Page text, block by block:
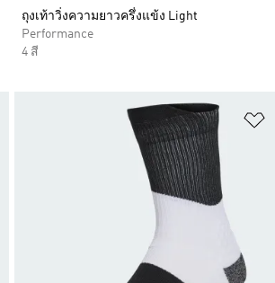
ถุงเท้าวิ่งความยาวครึ่งแข้ง Light
Performance
4 สี
เพิ่มไปยังรายการสินค้าโปรด